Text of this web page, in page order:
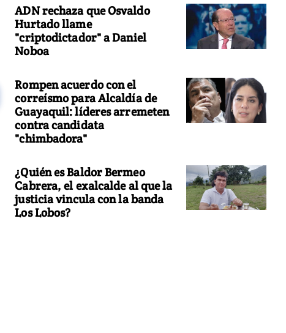
ADN rechaza que Osvaldo
Hurtado llame
"criptodictador" a Daniel
Noboa
Rompen acuerdo con el
correísmo para Alcaldía de
Guayaquil: líderes arremeten
contra candidata
"chimbadora"
¿Quién es Baldor Bermeo
Cabrera, el exalcalde al que la
justicia vincula con la banda
Los Lobos?